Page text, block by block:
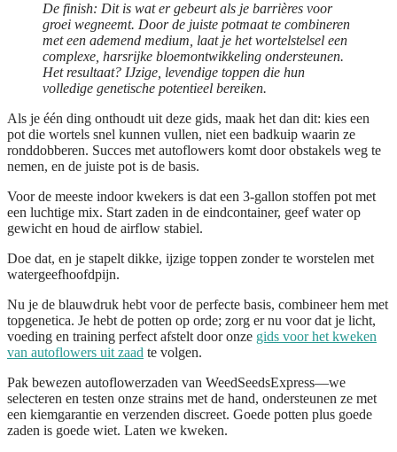
De finish: Dit is wat er gebeurt als je barrières voor
groei wegneemt. Door de juiste potmaat te combineren
met een ademend medium, laat je het wortelstelsel een
complexe, harsrijke bloemontwikkeling ondersteunen.
Het resultaat? IJzige, levendige toppen die hun
volledige genetische potentieel bereiken.
Als je één ding onthoudt uit deze gids, maak het dan dit: kies een
pot die wortels snel kunnen vullen, niet een badkuip waarin ze
ronddobberen. Succes met autoflowers komt door obstakels weg te
nemen, en de juiste pot is de basis.
Voor de meeste indoor kwekers is dat een 3-gallon stoffen pot met
een luchtige mix. Start zaden in de eindcontainer, geef water op
gewicht en houd de airflow stabiel.
Doe dat, en je stapelt dikke, ijzige toppen zonder te worstelen met
watergeefhoofdpijn.
Nu je de blauwdruk hebt voor de perfecte basis, combineer hem met
topgenetica. Je hebt de potten op orde; zorg er nu voor dat je licht,
voeding en training perfect afstelt door onze gids voor het kweken
van autoflowers uit zaad te volgen.
Pak bewezen autoflowerzaden van WeedSeedsExpress—we
selecteren en testen onze strains met de hand, ondersteunen ze met
een kiemgarantie en verzenden discreet. Goede potten plus goede
zaden is goede wiet. Laten we kweken.